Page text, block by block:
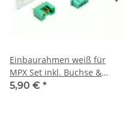
Einbaurahmen weiß für
MPX Set inkl. Buchse &
Stecker (1 Paar)
5,90 € *